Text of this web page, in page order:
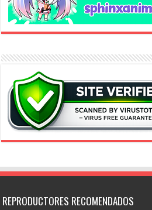
REPRODUCTORES RECOMENDADOS